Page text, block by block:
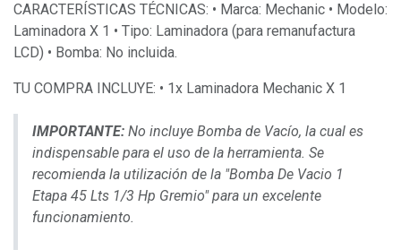
CARACTERÍSTICAS TÉCNICAS: • Marca: Mechanic • Modelo:
Laminadora X 1 • Tipo: Laminadora (para remanufactura
LCD) • Bomba: No incluida.
TU COMPRA INCLUYE: • 1x Laminadora Mechanic X 1
IMPORTANTE: No incluye Bomba de Vacío, la cual es
indispensable para el uso de la herramienta. Se
recomienda la utilización de la "Bomba De Vacio 1
Etapa 45 Lts 1/3 Hp Gremio" para un excelente
funcionamiento.